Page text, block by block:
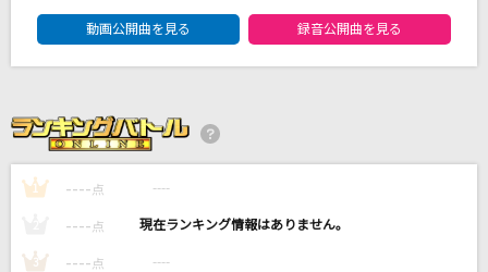
back number
全く身にならない日々
キヨ×レトルト
黒髪海峡
DAM★ともボーカルエントリーランキング
動画公開曲を見る
録音公開曲を見る
1 ---- 点 ----
---- 点 ----
3 ---- 点 ----